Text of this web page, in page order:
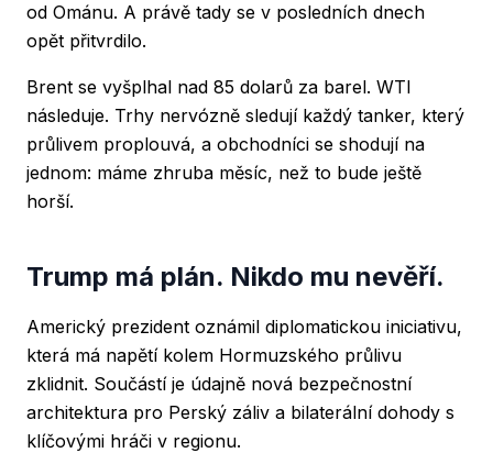
od Ománu. A právě tady se v posledních dnech
opět přitvrdilo.
Brent se vyšplhal nad 85 dolarů za barel. WTI
následuje. Trhy nervózně sledují každý tanker, který
průlivem proplouvá, a obchodníci se shodují na
jednom: máme zhruba měsíc, než to bude ještě
horší.
Trump má plán. Nikdo mu nevěří.
Americký prezident oznámil diplomatickou iniciativu,
která má napětí kolem Hormuzského průlivu
zklidnit. Součástí je údajně nová bezpečnostní
architektura pro Perský záliv a bilaterální dohody s
klíčovými hráči v regionu.